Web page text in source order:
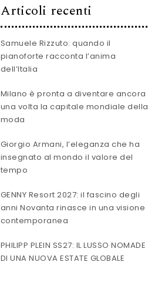
Articoli recenti
Samuele Rizzuto: quando il
pianoforte racconta l’anima
dell’Italia
Milano è pronta a diventare ancora
una volta la capitale mondiale della
moda
Giorgio Armani, l’eleganza che ha
insegnato al mondo il valore del
tempo
GENNY Resort 2027: il fascino degli
anni Novanta rinasce in una visione
contemporanea
PHILIPP PLEIN SS27: IL LUSSO NOMADE
DI UNA NUOVA ESTATE GLOBALE